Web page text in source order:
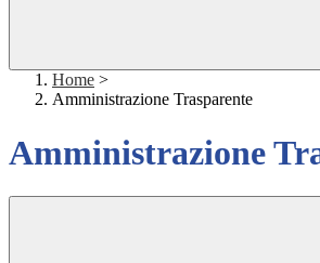
Home >
Amministrazione Trasparente
Amministrazione